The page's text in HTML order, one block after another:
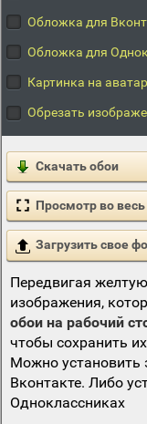
Обложка для
Обложка для
Картинка на
Обрезать
Скачать обои
Просмотр во весь
Загрузить свое
Передвигая
изображения,
обои на рабочий
чтобы сохранить
Можно установить
Вконтакте. Либо
Одноклассниках